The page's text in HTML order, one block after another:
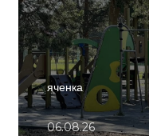
яченка
06.08.26